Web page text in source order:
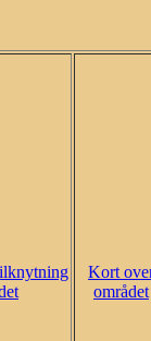
Kort
området